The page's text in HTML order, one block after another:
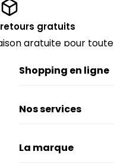
gratuits
gratuite pour toute
Shopping en ligne
Nos services
La marque